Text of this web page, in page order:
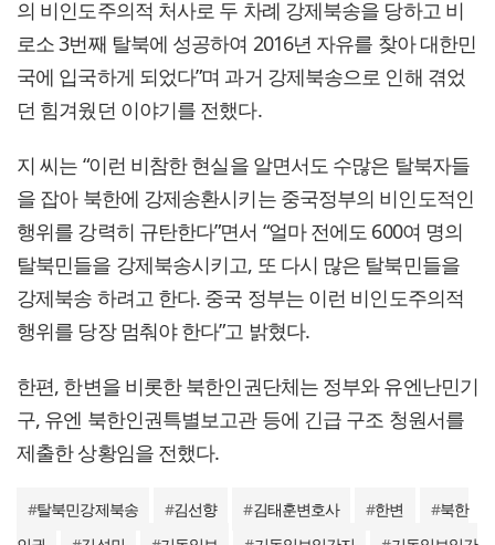
의 비인도주의적 처사로 두 차례 강제북송을 당하고 비
로소 3번째 탈북에 성공하여 2016년 자유를 찾아 대한민
국에 입국하게 되었다”며 과거 강제북송으로 인해 겪었
던 힘겨웠던 이야기를 전했다.
지 씨는 “이런 비참한 현실을 알면서도 수많은 탈북자들
을 잡아 북한에 강제송환시키는 중국정부의 비인도적인
행위를 강력히 규탄한다”면서 “얼마 전에도 600여 명의
탈북민들을 강제북송시키고, 또 다시 많은 탈북민들을
강제북송 하려고 한다. 중국 정부는 이런 비인도주의적
행위를 당장 멈춰야 한다”고 밝혔다.
한편, 한변을 비롯한 북한인권단체는 정부와 유엔난민기
구, 유엔 북한인권특별보고관 등에 긴급 구조 청원서를
제출한 상황임을 전했다.
#탈북민강제북송 #김선향 #김태훈변호사 #한변 #북한